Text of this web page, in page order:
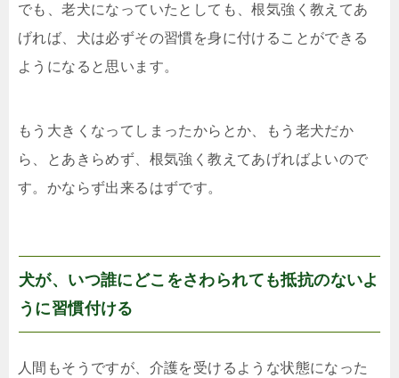
でも、老犬になっていたとしても、根気強く教えてあ
げれば、犬は必ずその習慣を身に付けることができる
ようになると思います。
もう大きくなってしまったからとか、もう老犬だか
ら、とあきらめず、根気強く教えてあげればよいので
す。かならず出来るはずです。
犬が、いつ誰にどこをさわられても抵抗のないよ
うに習慣付ける
人間もそうですが、介護を受けるような状態になった